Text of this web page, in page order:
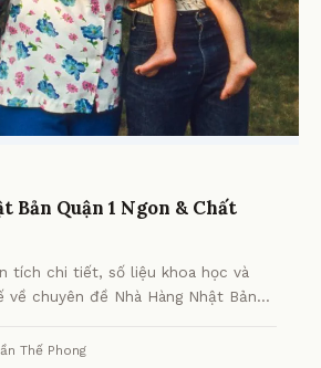
Bản Quận 1 Ngon & Chất
tích chi tiết, số liệu khoa học và
về chuyên đề Nhà Hàng Nhật Bản
Thế Phong